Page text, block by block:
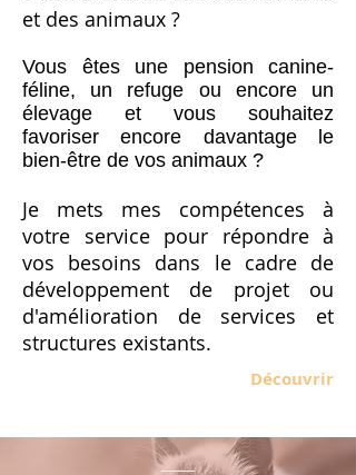
et des animaux ?
Vous êtes une pension canine-
féline, un refuge ou encore un
élevage et vous souhaitez
favoriser encore davantage le
bien-être de vos animaux ?
Je mets mes compétences à
votre service pour répondre à
vos besoins dans le cadre de
développement de projet ou
d'amélioration de services et
structures existants.
Découvrir